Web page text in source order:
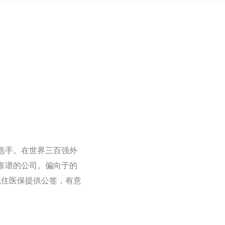
手。在世界三百强外
谱的公司。偏向于的
医保提供公签，有意